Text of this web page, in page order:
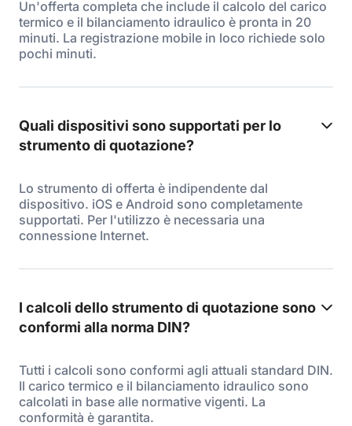
Un'offerta completa che include il calcolo del carico
termico e il bilanciamento idraulico è pronta in 20
minuti. La registrazione mobile in loco richiede solo
pochi minuti.
Quali dispositivi sono supportati per lo
strumento di quotazione?
Lo strumento di offerta è indipendente dal
dispositivo. iOS e Android sono completamente
supportati. Per l'utilizzo è necessaria una
connessione Internet.
I calcoli dello strumento di quotazione sono
conformi alla norma DIN?
Tutti i calcoli sono conformi agli attuali standard DIN.
Il carico termico e il bilanciamento idraulico sono
calcolati in base alle normative vigenti. La
conformità è garantita.